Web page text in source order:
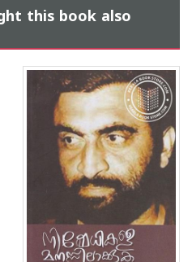
this book also